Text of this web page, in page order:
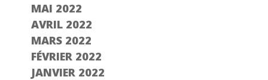
MAI 2022
AVRIL 2022
MARS 2022
FÉVRIER 2022
JANVIER 2022